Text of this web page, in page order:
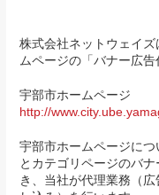
株式会社ネットウェイ
ムページの「バナー広
宇部市ホームページ
http://
宇部市ホームページに
とカテゴリページのバ
き、当社が代理業務（